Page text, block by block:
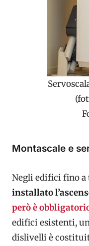
Montascale e
Negli edifici fino a
installato
però è
edifici esistenti,
dislivelli è